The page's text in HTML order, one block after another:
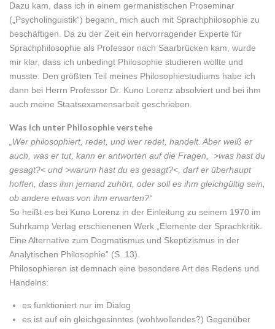
Dazu kam, dass ich in einem germanistischen Proseminar
(„Psycholinguistik“) begann, mich auch mit Sprachphilosophie zu
beschäftigen. Da zu der Zeit ein hervorragender Experte für
Sprachphilosophie als Professor nach Saarbrücken kam, wurde
mir klar, dass ich unbedingt Philosophie studieren wollte und
musste. Den größten Teil meines Philosophiestudiums habe ich
dann bei Herrn Professor Dr. Kuno Lorenz absolviert und bei ihm
auch meine Staatsexamensarbeit geschrieben.
Was ich unter Philosophie verstehe
„Wer philosophiert, redet, und wer redet, handelt. Aber weiß er
auch, was er tut, kann er antworten auf die Fragen, >was hast du
gesagt?< und >warum hast du es gesagt?<, darf er überhaupt
hoffen, dass ihm jemand zuhört, oder soll es ihm gleichgültig sein,
ob andere etwas von ihm erwarten?“
So heißt es bei Kuno Lorenz in der Einleitung zu seinem 1970 im
Suhrkamp Verlag erschienenen Werk „Elemente der Sprachkritik.
Eine Alternative zum Dogmatismus und Skeptizismus in der
Analytischen Philosophie“ (S. 13).
Philosophieren ist demnach eine besondere Art des Redens und
Handelns:
es funktioniert nur im Dialog
es ist auf ein gleichgesinntes (wohlwollendes?) Gegenüber